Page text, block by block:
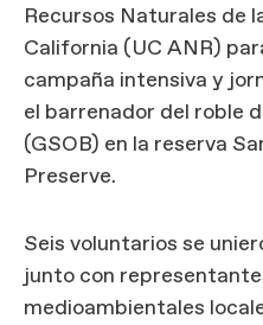
Recursos Naturales de
California (UC ANR)
campaña intensiva y
el barrenador del roble
(GSOB) en la reserva
Preserve.
Seis voluntarios se
junto con
medioambientales